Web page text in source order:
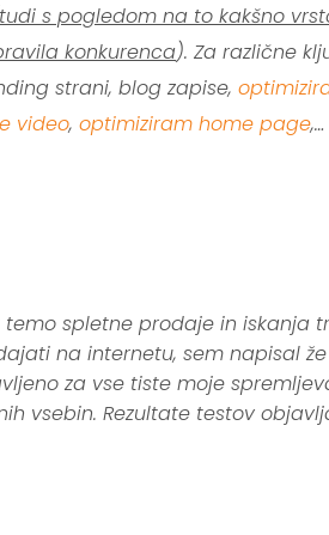
tudi s pogledom na to kakšno
konkurenca). Za različne
strani, blog zapise,
video,optimiziram home page,…
temo spletne prodaje in iskanja
na internetu, sem napisal že
za vse tiste moje
vsebin. Rezultate testov